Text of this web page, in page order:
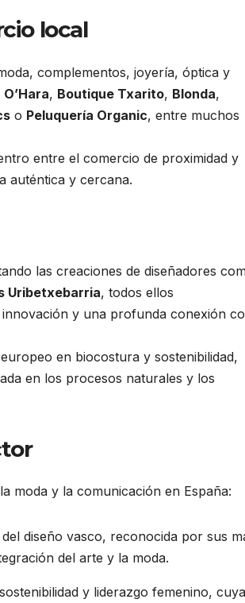
local
complementos, joyería, óptica y
O’Hara, Boutique Txarito, Blonda,
o Peluquería Organic, entre muchos
entre el comercio de proximidad y
auténtica y cercana.
las creaciones de diseñadores
Uribetxebarria, todos ellos
y una profunda conexión
en biocostura y sostenibilidad,
en los procesos naturales y los
moda y la comunicación en España:
diseño vasco, reconocida por sus
del arte y la moda.
y liderazgo femenino, cuya